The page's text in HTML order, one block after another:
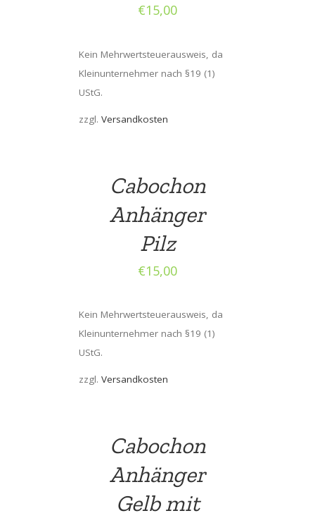
€15,00
Kein Mehrwertsteuerausweis, da
Kleinunternehmer nach §19 (1)
UStG.
zzgl. Versandkosten
Cabochon
Anhänger
Pilz
€15,00
Kein Mehrwertsteuerausweis, da
Kleinunternehmer nach §19 (1)
UStG.
zzgl. Versandkosten
Cabochon
Anhänger
Gelb mit